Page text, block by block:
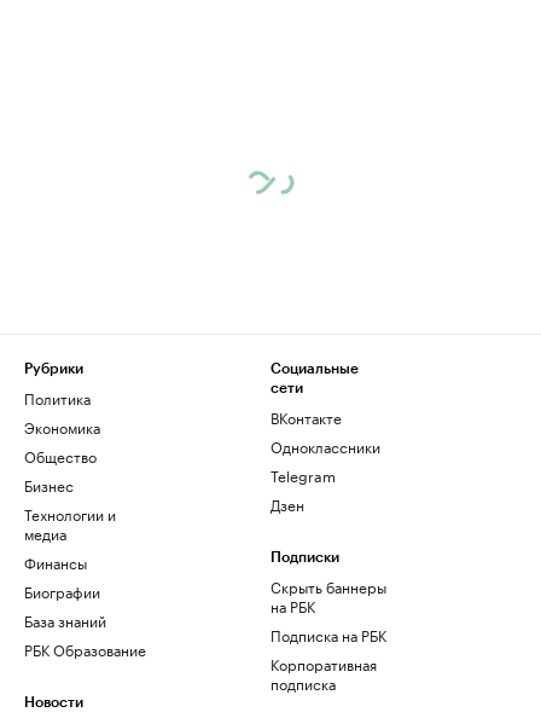
Рубрики
Политика
Экономика
Общество
Бизнес
Технологии и
медиа
Финансы
Биографии
База знаний
РБК Образование
Новости
Социальные
сети
ВКонтакте
Одноклассники
Telegram
Дзен
Подписки
Скрыть баннеры
на РБК
Подписка на РБК
Корпоративная
подписка